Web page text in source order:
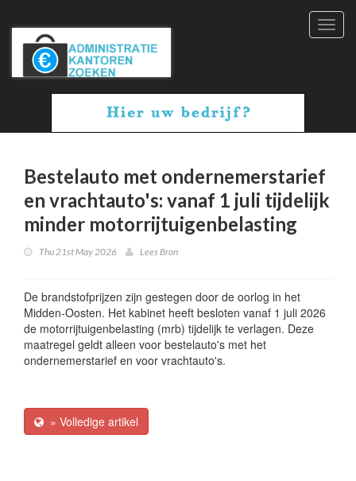
Bestelauto met ondernemerstarief
en vrachtauto's: vanaf 1 juli tijdelijk
minder motorrijtuigenbelasting
Thu 21st May 2026 Lees Bron
De brandstofprijzen zijn gestegen door de oorlog in het
Midden-Oosten. Het kabinet heeft besloten vanaf 1 juli 2026
de motorrijtuigenbelasting (mrb) tijdelijk te verlagen. Deze
maatregel geldt alleen voor bestelauto's met het
ondernemerstarief en voor vrachtauto's.
» Volledige artikel